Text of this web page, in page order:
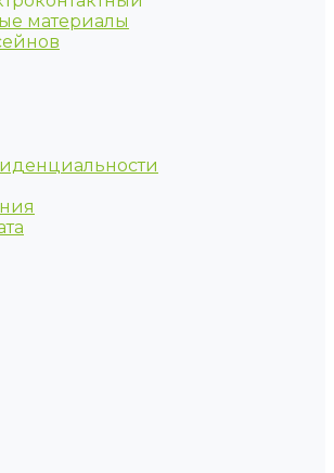
материалы